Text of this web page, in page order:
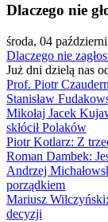
Dlaczego nie
środa, 04
Dlaczego nie
Już dni dzielą nas
Prof. Piotr
Stanisław
Mikołaj Jacek
skłócił Polaków
Piotr Kotlarz: Z
Roman Dambek:
Andrzej
porządkiem
Mariusz
decyzji